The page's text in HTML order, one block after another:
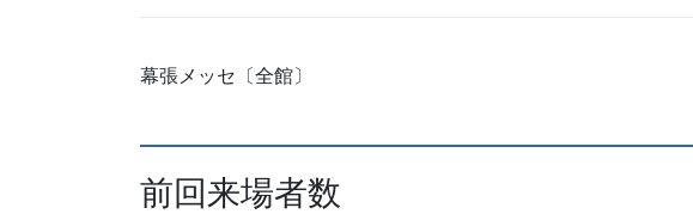
幕張メッセ〔全館〕
前回来場者数